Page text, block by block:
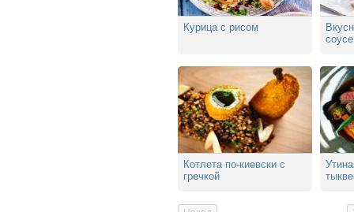
Курица с рисом
Котлета по-киевски с
гречкой